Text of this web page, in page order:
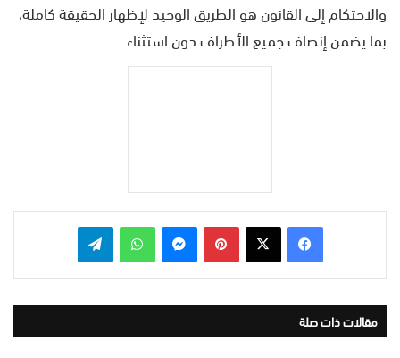
والاحتكام إلى القانون هو الطريق الوحيد لإظهار الحقيقة كاملة،
بما يضمن إنصاف جميع الأطراف دون استثناء.
بينتيريست واتساب
مقالات ذات صلة